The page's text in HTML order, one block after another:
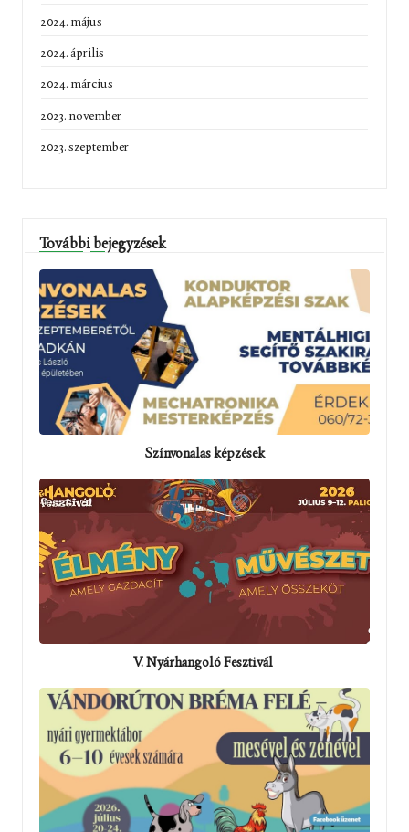
2024. május
2024. április
2024. március
2023. november
2023. szeptember
További bejegyzések
Színvonalas képzések
V. Nyárhangoló Fesztivál